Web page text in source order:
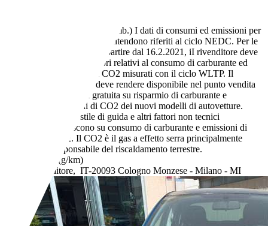
3,9 l/100 km (comb.) I dati di consumi ed emissioni per
le auto usate si intendono riferiti al ciclo NEDC. Per le
auto nuove, a partire dal 16.2.2021, iI rivenditore deve
indicare i valori relativi al consumo di carburante ed
emissione di CO2 misurati con il ciclo WLTP. Il
rivenditore deve rendere disponibile nel punto vendita
una guida gratuita su risparmio di carburante e
emissioni di CO2 dei nuovi modelli di autovetture.
Anche stile di guida e altri fattori non tecnici
influiscono su consumo di carburante e emissioni di
CO2. Il CO2 è il gas a effetto serra principalmente
responsabile del riscaldamento terrestre.
- (g/km)
Rivenditore, IT-20093 Cologno Monzese - Milano - MI